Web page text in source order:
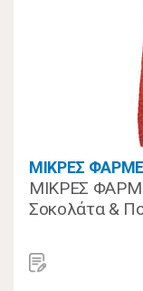
ΜΙΚΡΕΣ
ΜΙΚΡΕΣ
Σοκολάτα &